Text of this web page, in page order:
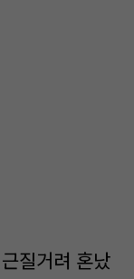
질거려 혼났